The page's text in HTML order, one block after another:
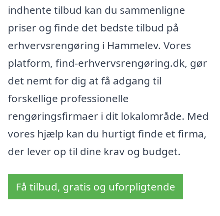
indhente tilbud kan du sammenligne
priser og finde det bedste tilbud på
erhvervsrengøring i Hammelev. Vores
platform, find-erhvervsrengøring.dk, gør
det nemt for dig at få adgang til
forskellige professionelle
rengøringsfirmaer i dit lokalområde. Med
vores hjælp kan du hurtigt finde et firma,
der lever op til dine krav og budget.
Få tilbud, gratis og uforpligtende